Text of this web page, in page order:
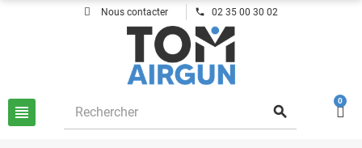
Nous contacter phone 02 35 00 30 02
view_headline search
0